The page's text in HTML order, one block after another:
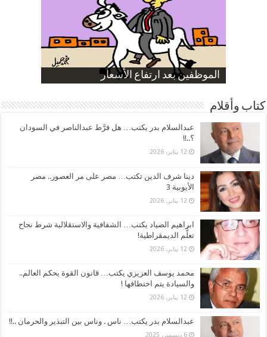
الناموس و أنواع الحشرات
الموظفين بعد ارتفاع الأسعار
ارتفاع نسبة الطلاق في مصر
صورة كاركاتيرية
صورة كاركاتيرية
كتاب وأقلام
عبدالسلام بدر يكتب… هل فرَّط عبدالناصر في السودان
؟..!!
12 يناير، 2026
دينا شرف الدين تكتب… مصر على مر العصور.. مصر
الأيوبية 3
12 يناير، 2026
ابراهيم الصياد يكتب… الشفافية والاستقلالية شرط نجاح
تعلُّم الديمقراطية!
12 يناير، 2026
محمد يوسف العزيزي يكتب… قانون القوة يحكم العالم..
والسيادة يتم اختطافها !
12 يناير، 2026
عبدالسلام بدر يكتب… ناس . وناس بين التبذير والحرمان ..!!
6 ديسمبر، 2025